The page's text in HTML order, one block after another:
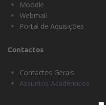
Moodle
Webmail
Portal de Aquisições
Contactos
Contactos Gerais
Assuntos Académicos